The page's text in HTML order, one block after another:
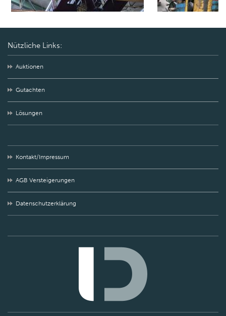
Nützliche Links:
Auktionen
Gutachten
Lösungen
Kontakt/Impressum
AGB Versteigerungen
Datenschutzerklärung